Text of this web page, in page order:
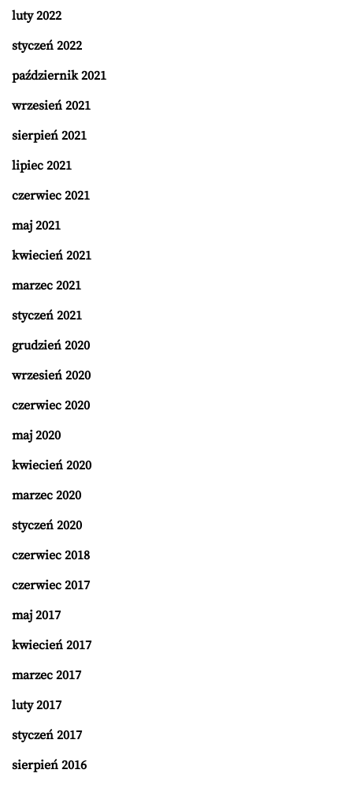
luty 2022
styczeń 2022
październik 2021
wrzesień 2021
sierpień 2021
lipiec 2021
czerwiec 2021
maj 2021
kwiecień 2021
marzec 2021
styczeń 2021
grudzień 2020
wrzesień 2020
czerwiec 2020
maj 2020
kwiecień 2020
marzec 2020
styczeń 2020
czerwiec 2018
czerwiec 2017
maj 2017
kwiecień 2017
marzec 2017
luty 2017
styczeń 2017
sierpień 2016